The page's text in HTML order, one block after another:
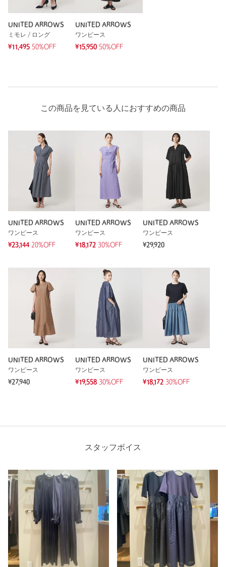
UNITED ARROWS
ミモレ / ロング
¥11,495 50%OFF
UNITED ARROWS
ワンピース
¥15,950 50%OFF
この商品を見ている人におすすめの商品
UNITED ARROWS
ワンピース
¥23,144 20%OFF
UNITED ARROWS
ワンピース
¥18,172 30%OFF
UNITED ARROWS
ワンピース
¥29,920
UNITED ARROWS
ワンピース
¥27,940
UNITED ARROWS
ワンピース
¥19,558 30%OFF
UNITED ARROWS
ワンピース
¥18,172 30%OFF
スタッフボイス